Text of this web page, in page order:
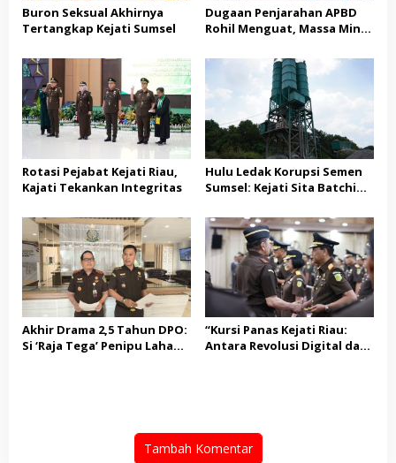
Buron Seksual Akhirnya
Tertangkap Kejati Sumsel
Dugaan Penjarahan APBD
Rohil Menguat, Massa Minta
Diperiksa
Rotasi Pejabat Kejati Riau,
Kajati Tekankan Integritas
Hulu Ledak Korupsi Semen
Sumsel: Kejati Sita Batching
Akhir Drama 2,5 Tahun DPO:
Si ‘Raja Tega’ Penipu Lahan
“Kursi Panas Kejati Riau:
Antara Revolusi Digital dan
Tambah Komentar